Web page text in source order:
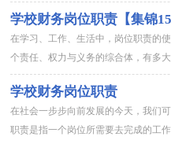
制定岗位职责吗？以下是小编为大家
学校财务岗位职责【集锦15
在学习、工作、生活中，岗位职责的
个责任、权力与义务的综合体，有多
权力和责任应该尽多大的义务，任何
学校财务岗位职责
在社会一步步向前发展的今天，我们
职责是指一个岗位所需要去完成的工